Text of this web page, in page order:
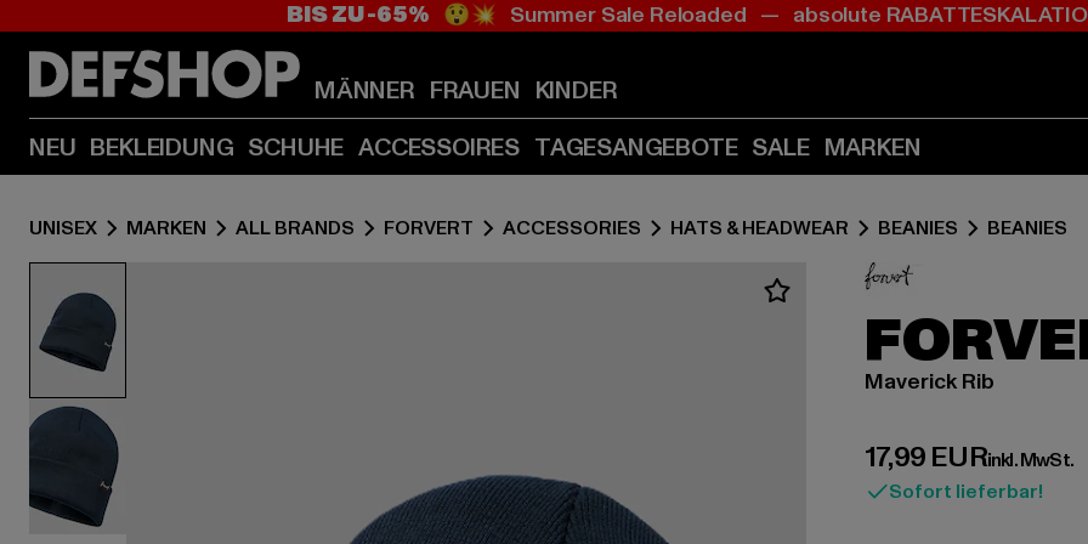
Zum
(Enter
drücken)
Zum
(Enter
drücken)
BIS ZU -65% 😲💥 Summer Sale Reloaded — absolute
MÄNNER FRAUEN KINDER
NEU BEKLEIDUNG SCHUHE ACCESSOIRES TAGESANGEBOTE SALE MARKEN
UNISEX MARKEN ALL BRANDS FORVERT ACCESSORIES HATS & HEADWEAR BEANIES BEANIES
Maverick Rib
17,99 EUR
Derzeitiger Preis:
inkl. MwSt.
Sofort lieferbar!